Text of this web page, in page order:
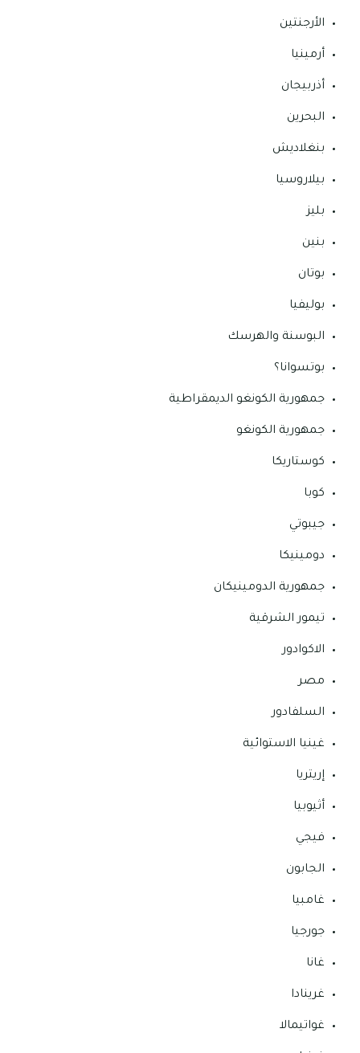
الأرجنتين
أرمينيا
أذربيجان
البحرين
بنغلاديش
بيلاروسيا
بليز
بنين
بوتان
بوليفيا
البوسنة والهرسك
بوتسوانا؟
جمهورية الكونغو الديمقراطية
جمهورية الكونغو
كوستاريكا
كوبا
جيبوتي
دومينيكا
جمهورية الدومينيكان
تيمور الشرقية
الاكوادور
مصر
السلفادور
غينيا الاستوائية
إريتريا
أثيوبيا
فيجي
الجابون
غامبيا
جورجيا
غانا
غرينادا
غواتيمالا